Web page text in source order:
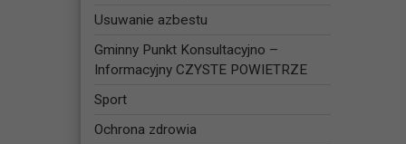
Usuwanie azbestu
Gminny Punkt Konsultacyjno –
Informacyjny CZYSTE POWIETRZE
Sport
Ochrona zdrowia